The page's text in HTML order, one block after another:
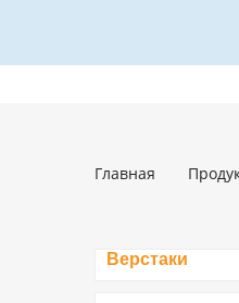
Главная
Верстаки